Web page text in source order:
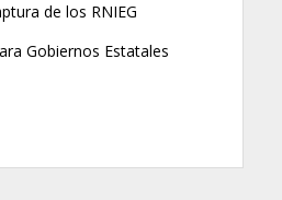
de los RNIEG
Gobiernos Estatales